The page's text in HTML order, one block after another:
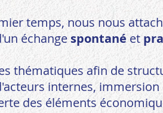
temps, nous nous
échangespontané et
thématiques afin de
internes,
des éléments